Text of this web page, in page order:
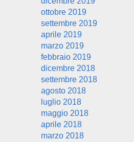
ottobre 2019
settembre 2019
aprile 2019
marzo 2019
febbraio 2019
dicembre 2018
settembre 2018
agosto 2018
luglio 2018
maggio 2018
aprile 2018
marzo 2018